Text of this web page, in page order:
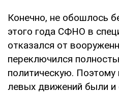
Конечно, не обошлось
этого года СФНО в
отказался от
переключился
политическую.
левых движений были и